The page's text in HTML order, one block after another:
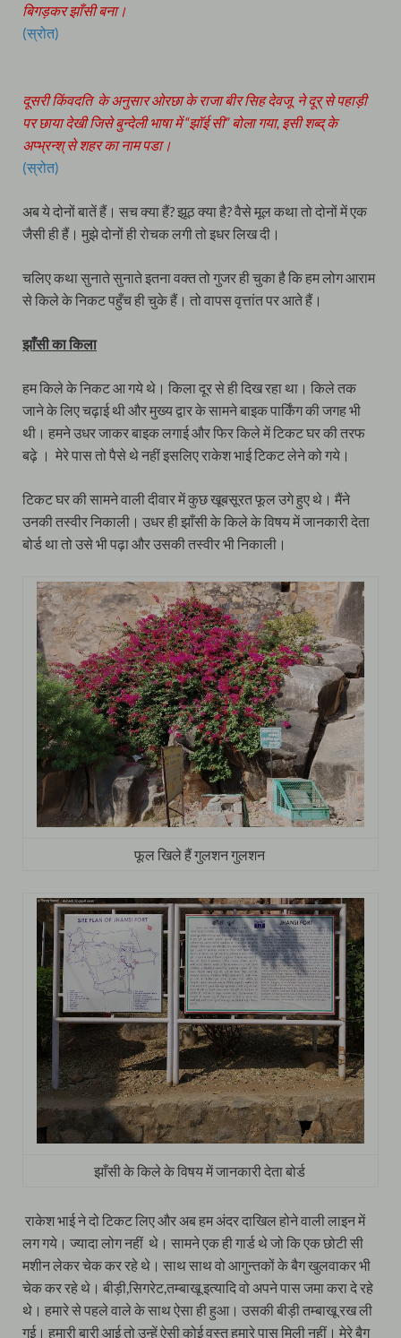
बिगड़कर झाँसी बना।
(स्रोत)
दूसरी किंवदति के अनुसार ओरछा के राजा बीर सिह देवजू ने दूर् से पहाड़ी
पर छाया देखी जिसे बुन्देली भाषा में “झॉई सी” बोला गया, इसी शब्द् के
अप्भ्रन्श् से शहर का नाम पडा।
(स्रोत)
अब ये दोनों बातें हैं। सच क्या हैं? झूठ क्या है? वैसे मूल कथा तो दोनों में एक
जैसी ही हैं। मुझे दोनों ही रोचक लगी तो इधर लिख दी।
चलिए कथा सुनाते सुनाते इतना वक्त तो गुजर ही चुका है कि हम लोग आराम
से किले के निकट पहुँच ही चुके हैं। तो वापस वृत्तांत पर आते हैं।
झाँसी का किला
हम किले के निकट आ गये थे। किला दूर से ही दिख रहा था। किले तक
जाने के लिए चढ़ाई थी और मुख्य द्वार के सामने बाइक पार्किंग की जगह भी
थी। हमने उधर जाकर बाइक लगाई और फिर किले में टिकट घर की तरफ
बढ़े । मेरे पास तो पैसे थे नहीं इसलिए राकेश भाई टिकट लेने को गये।
टिकट घर की सामने वाली दीवार में कुछ खूबसूरत फूल उगे हुए थे। मैंने
उनकी तस्वीर निकाली। उधर ही झाँसी के किले के विषय में जानकारी देता
बोर्ड था तो उसे भी पढ़ा और उसकी तस्वीर भी निकाली।
फूल खिले हैं गुलशन गुलशन
झाँसी के किले के विषय में जानकारी देता बोर्ड
राकेश भाई ने दो टिकट लिए और अब हम अंदर दाखिल होने वाली लाइन में
लग गये। ज्यादा लोग नहीं थे। सामने एक ही गार्ड थे जो कि एक छोटी सी
मशीन लेकर चेक कर रहे थे। साथ साथ वो आगुन्तकों के बैग खुलवाकर भी
चेक कर रहे थे। बीड़ी,सिगरेट,तम्बाखू इत्यादि वो अपने पास जमा करा दे रहे
थे। हमारे से पहले वाले के साथ ऐसा ही हुआ। उसकी बीड़ी तम्बाखू रख ली
गई। हमारी बारी आई तो उन्हें ऐसी कोई वस्तु हमारे पास मिली नहीं। मेरे बैग